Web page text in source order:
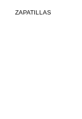
ZAPATILLAS